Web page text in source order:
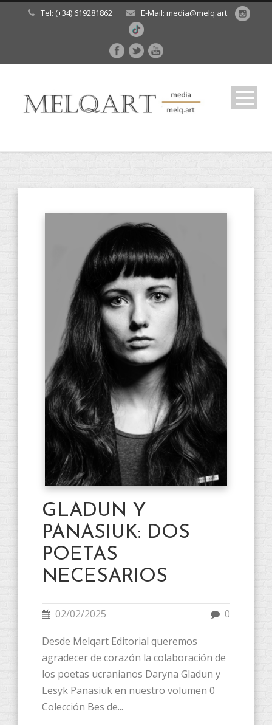
Tel: (+34) 619281862 E-Mail: media@melq.art
GLADUN Y
PANASIUK: DOS
POETAS
NECESARIOS
02/02/2025 0
Desde Melqart Editorial queremos
agradecer de corazón la colaboración de
los poetas ucranianos Daryna Gladun y
Lesyk Panasiuk en nuestro volumen 0
Colección Bes de...